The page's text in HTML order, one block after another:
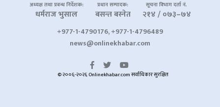
अध्यक्ष तथा प्रबन्ध निर्देशक:
धर्मराज भुसाल
प्रधान सम्पादक:
बसन्त बस्नेत
सूचना विभाग दर्ता नं.
२१४ / ०७३–७४
+977-1-4790176, +977-1-4796489
news@onlinekhabar.com
© २००६-२०२६ Onlinekhabar.com सर्वाधिकार सुरक्षित